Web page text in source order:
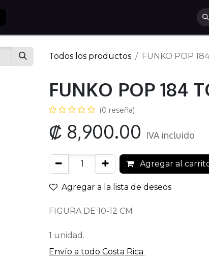
Todos los productos FUNKO POP
FUNKO POP 184
(0 reseña)
₡ 8,900.00 IVA incluido
Agregar al
Agregar a la lista de deseos
FIGURA DE 10-12 CM
1 unidad.
Envío a todo​ Costa Rica